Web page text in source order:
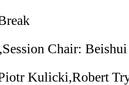
Chair:
Kulicki,Robert